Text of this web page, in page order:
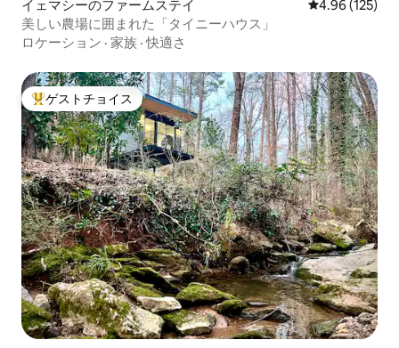
イェマシーのファームステイ レビュー125
4.96 (125)
美しい農場に囲まれた「タイニーハウス」
ロケーション · 家族 ·快適さ
大好評のゲストチョイスです。
ゲストチョイス